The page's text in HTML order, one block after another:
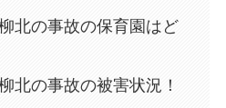
北の事故の保育園はど
北の事故の被害状況！